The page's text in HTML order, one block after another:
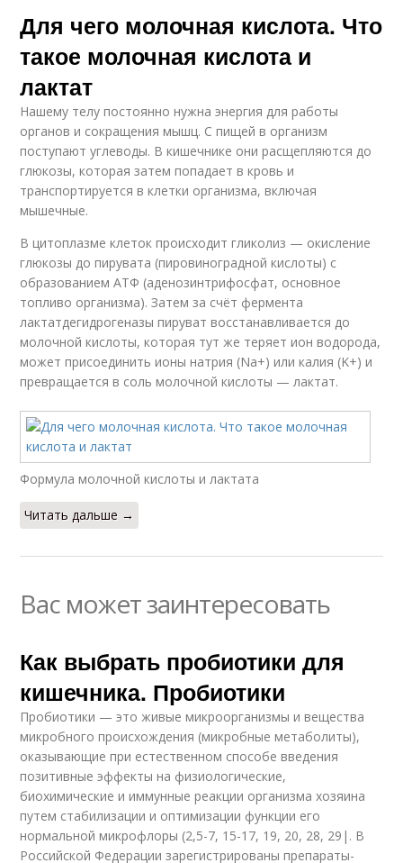
Для чего молочная кислота. Что
такое молочная кислота и
лактат
Нашему телу постоянно нужна энергия для работы
органов и сокращения мышц. С пищей в организм
поступают углеводы. В кишечнике они расщепляются до
глюкозы, которая затем попадает в кровь и
транспортируется в клетки организма, включая
мышечные.
В цитоплазме клеток происходит гликолиз — окисление
глюкозы до пирувата (пировиноградной кислоты) с
образованием АТФ (аденозинтрифосфат, основное
топливо организма). Затем за счёт фермента
лактатдегидрогеназы пируват восстанавливается до
молочной кислоты, которая тут же теряет ион водорода,
может присоединить ионы натрия (Na+) или калия (K+) и
превращается в соль молочной кислоты — лактат.
Формула молочной кислоты и лактата
Читать дальше →
Вас может заинтересовать
Как выбрать пробиотики для
кишечника. Пробиотики
Пробиотики — это живые микроорганизмы и вещества
микробного происхождения (микробные метаболиты),
оказывающие при естественном способе введения
позитивные эффекты на физиологические,
биохимические и иммунные реакции организма хозяина
путем стабилизации и оптимизации функции его
нормальной микрофлоры (2,5-7, 15-17, 19, 20, 28, 29|. В
Российской Федерации зарегистрированы препараты-